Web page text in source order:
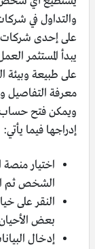
والتداول في
على إحدى شركات
يبدأ المستثمر
على طبيعة
معرفة التفاصيل
ويمكن فتح
إدراجها فيما يأتي:
اختيار منصة
الشخص ثم
النقر على
بعض
إدخال